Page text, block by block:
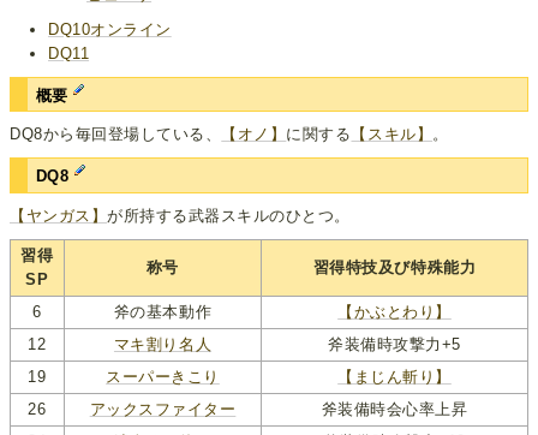
DQ10オンライン
DQ11
概要
DQ8から毎回登場している、 【オノ】 に関する 【スキル】 。
DQ8
【ヤンガス】が所持する武器スキルのひとつ。
習得
SP
称号 習得特技及び特殊能力
6 斧の基本動作
【かぶとわり】
12
マキ割り名人
斧装備時攻撃力+5
19
スーパーきこり
【まじん斬り】
26
アックスファイター
斧装備時会心率上昇